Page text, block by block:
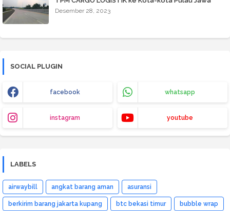
Desember 28, 2023
SOCIAL PLUGIN
facebook whatsapp
instagram youtube
LABELS
airwaybill angkat barang aman asuransi
berkirim barang jakarta kupang btc bekasi timur bubble wrap